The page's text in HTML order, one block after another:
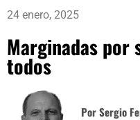
24 enero, 2025
Marginadas por
todos
Por Sergio